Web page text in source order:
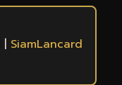
| SiamLancard